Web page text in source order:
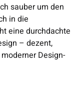
sauber um den
in die
eine durchdachte
– dezent,
Design-